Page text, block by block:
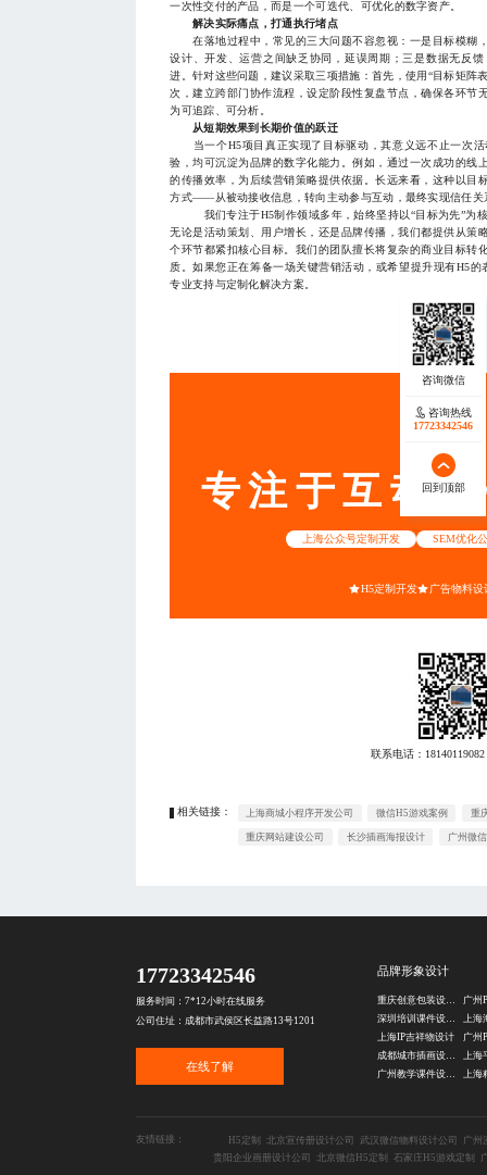
一次性交付的产品，而是一个可迭代、可优化的数字资产。
解决实际痛点，打通执行堵点
在落地过程中，常见的三大问题不容忽视：一是目标模糊
设计、开发、运营之间缺乏协同，延误周期；三是数据无反
进。针对这些问题，建议采取三项措施：首先，使用“目标矩阵
次，建立跨部门协作流程，设定阶段性复盘节点，确保各环节
为可追踪、可分析。
从短期效果到长期价值的跃迁
当一个H5项目真正实现了目标驱动，其意义远不止一次活
验，均可沉淀为品牌的数字化能力。例如，通过一次成功的线
的传播效率，为后续营销策略提供依据。长远来看，这种以目
方式——从被动接收信息，转向主动参与互动，最终实现信任关
我们专注于H5制作领域多年，始终坚持以“目标为先”为核
无论是活动策划、用户增长，还是品牌传播，我们都提供从策
个环节都紧扣核心目标。我们的团队擅长将复杂的商业目标转
质。如果您正在筹备一场关键营销活动，或希望提升现有H5
专业支持与定制化解决方案。
— THE
服务
专注于互动
上海公众号定制开发 SEM优化
H5定制开发 广告物料设
联系电话： 18140119082
相关链接： 上海商城小程序开发公司 微信H5游戏案例 重
重庆网站建设公司 长沙插画海报设计 广州微
咨询热线
18140119082
回到顶部
咨询热线
17723342546
回到顶部
17723342546
服务时间：7*12小时在线服务
公司住址：成都市武侯区长益路13号1201
在线了解
品牌形象设计
重庆创意包装设计公司
广州
深圳培训课件设计公司
上
上海IP吉祥物设计
广州
成都城市插画设计公司
广州教学课件设计公司
友情链接： H5定制 北京宣传册设计公司 武汉微信物料设计公司
广州
贵阳企业画册设计公司
北京微信H5定制 石家庄H5游戏定制